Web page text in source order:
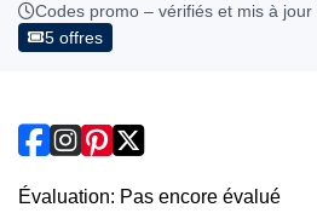
Codes promo – vérifiés et mis à jour
5 offres
Évaluation: Pas encore évalué